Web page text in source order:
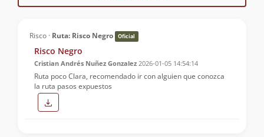
Risco · Ruta: Risco Negro Oficial
Risco Negro
Cristian Andrés Nuñez Gonzalez 2026-01-05 14:54:14
Ruta poco Clara, recomendado ir con alguien que conozca
la ruta pasos expuestos